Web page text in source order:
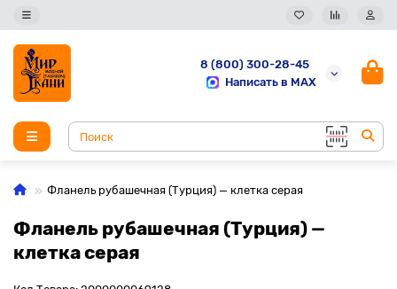
8 (800) 300-28-45
Написать в MAX
Фланель рубашечная (Турция) — клетка серая
Фланель рубашечная (Турция) —
клетка серая